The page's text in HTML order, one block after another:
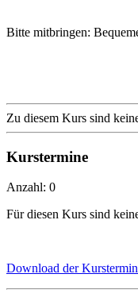
Bitte mitbringen:
Zu diesem Kurs sind
Kurstermine
Anzahl: 0
Für diesen Kurs sind
Download der